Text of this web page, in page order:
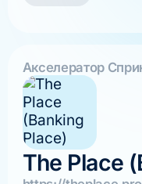
Акселератор
The Place